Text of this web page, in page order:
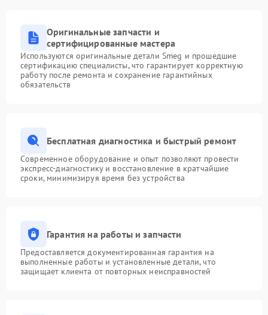
Оригинальные запчасти и
сертифицированные мастера
Используются оригинальные детали Smeg и прошедшие
сертификацию специалисты, что гарантирует корректную
работу после ремонта и сохранение гарантийных
обязательств
Бесплатная диагностика и быстрый ремонт
Современное оборудование и опыт позволяют провести
экспресс-диагностику и восстановление в кратчайшие
сроки, минимизируя время без устройства
Гарантия на работы и запчасти
Предоставляется документированная гарантия на
выполненные работы и установленные детали, что
защищает клиента от повторных неисправностей